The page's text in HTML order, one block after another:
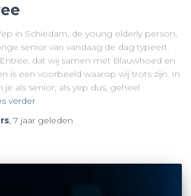
in Schiedam, de young elderly person,
senior van vandaag de dag typeert.
dat wij samen met Blauwhoed en
is een voorbeeld waarop wij trots zijn. In
als senior, als yep dus, geheel
verder
, 7 jaar geleden